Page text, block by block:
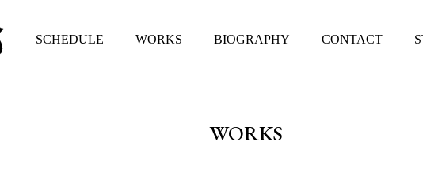
SCHEDULE WORKS BIOGRAPHY CONTACT
WORKS